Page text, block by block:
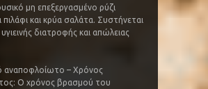
μη επεξεργασμένο ρύζι
πιλάφι και κρύα σαλάτα. Συστήνεται
υγιεινής διατροφής και απώλειας
αναποφλοίωτο – Χρόνος
Ο χρόνος βρασμού του